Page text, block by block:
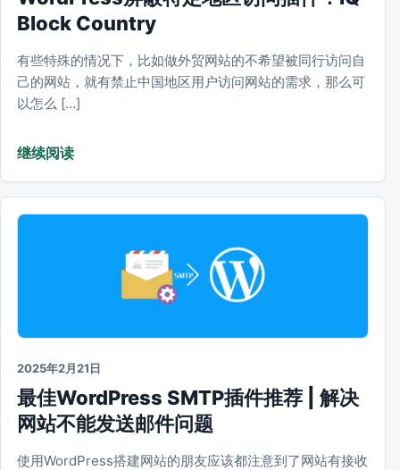
Block Country
有些特殊的情况下，比如做外贸网站的不希望被同行访问自
己的网站，就有禁止中国地区用户访问网站的需求，那么可
以怎么 […]
继续阅读
2025年2月21日
最佳WordPress SMTP插件推荐 | 解决
网站不能发送邮件问题
使用WordPress搭建网站的朋友应该都注意到了网站有接收